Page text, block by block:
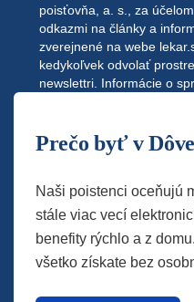
poisťovňa, a. s., za
odkazmi na články a
zverejnené na webe
kedykoľvek odvolať
newslettri. Informácie o
Prečo byť v
Naši poistenci oceňujú
stále viac vecí
benefity rýchlo a z
všetko získate bez